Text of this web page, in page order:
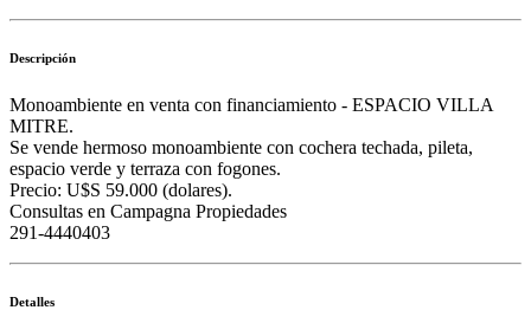
Descripción
Monoambiente en venta con financiamiento - ESPACIO VILLA
MITRE.
Se vende hermoso monoambiente con cochera techada, pileta,
espacio verde y terraza con fogones.
Precio: U$S 59.000 (dolares).
Consultas en Campagna Propiedades
291-4440403
Detalles